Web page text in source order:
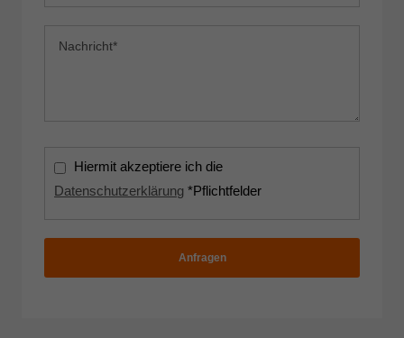
Hiermit akzeptiere ich die
Datenschutzerklärung *Pflichtfelder
Anfragen